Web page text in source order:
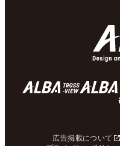
広告掲載について